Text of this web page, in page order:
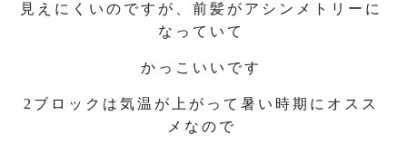
見えにくいのですが、前髪がアシンメトリーに
なっていて
かっこいいです
2ブロックは気温が上がって暑い時期にオスス
メなので